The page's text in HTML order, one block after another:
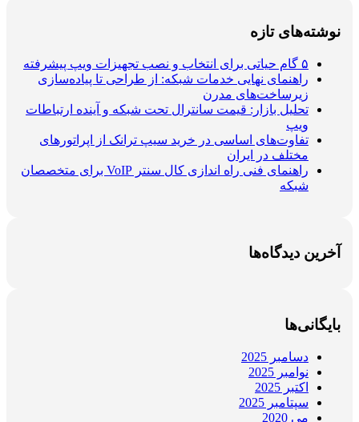
نوشته‌های تازه
۵ گام حیاتی برای انتخاب و نصب تجهیزات ویپ پیشرفته
راهنمای نهایی خدمات شبکه: از طراحی تا پیاده‌سازی
زیرساخت‌های مدرن
تحلیل بازار: قیمت سانترال تحت شبکه و آینده ارتباطات
ویپ
تفاوت‌های اساسی در خرید سیپ ترانک از اپراتورهای
مختلف در ایران
راهنمای فنی راه اندازی کال سنتر VoIP برای متخصصان
شبکه
آخرین دیدگاه‌ها
بایگانی‌ها
دسامبر 2025
نوامبر 2025
اکتبر 2025
سپتامبر 2025
می 2020